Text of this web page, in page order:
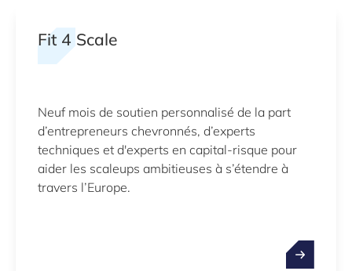
Fit 4 Scale
Neuf mois de soutien personnalisé de la part
d’entrepreneurs chevronnés, d’experts
techniques et d'experts en capital-risque pour
aider les scaleups ambitieuses à s’étendre à
travers l’Europe.